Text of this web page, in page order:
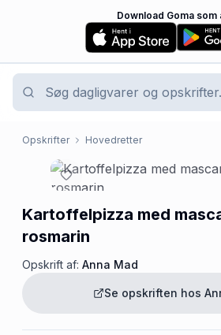
Download Goma som
Opskrifter Hovedretter
Kartoffelpizza med
rosmarin
Opskrift af: Anna Mad
Se opskriften hos